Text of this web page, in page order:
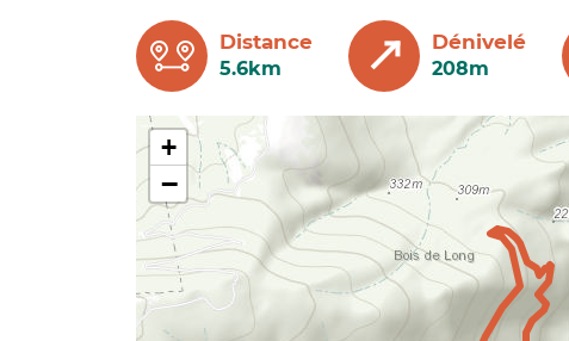
Distance
5.6km
Dénivelé
208m
+
−